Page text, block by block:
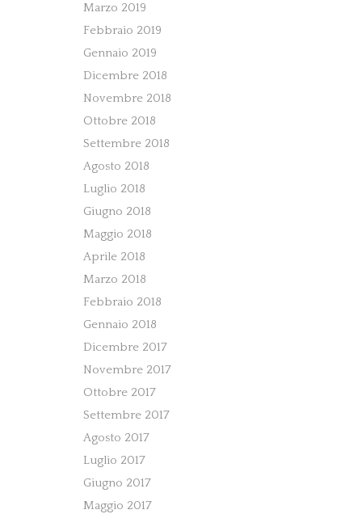
Marzo 2019
Febbraio 2019
Gennaio 2019
Dicembre 2018
Novembre 2018
Ottobre 2018
Settembre 2018
Agosto 2018
Luglio 2018
Giugno 2018
Maggio 2018
Aprile 2018
Marzo 2018
Febbraio 2018
Gennaio 2018
Dicembre 2017
Novembre 2017
Ottobre 2017
Settembre 2017
Agosto 2017
Luglio 2017
Giugno 2017
Maggio 2017